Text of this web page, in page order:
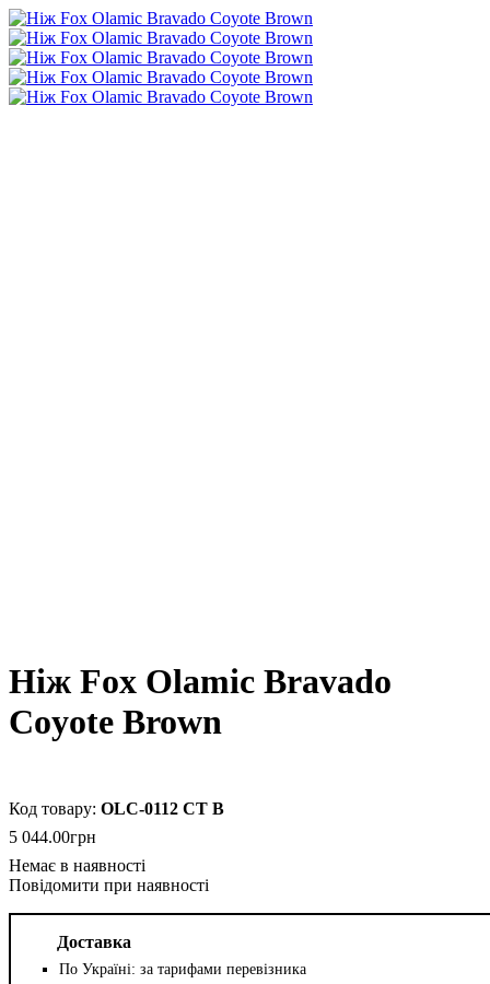
Ніж Fox Olamic Bravado
Coyote Brown
OLC-0112 CT B
5 044.00грн
Повідомити при наявності
Доставка
По Україні: за тарифами перевізника